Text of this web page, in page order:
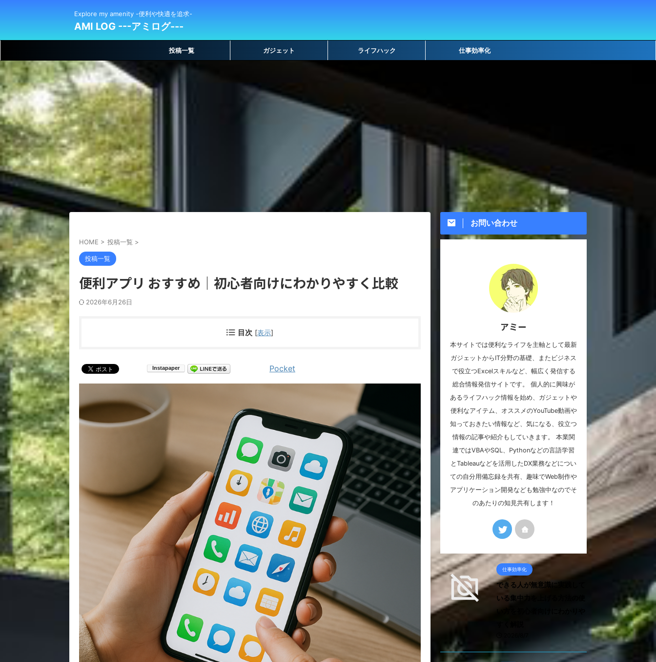
Explore my amenity -便利や快適を追求-
AMI LOG ---アミログ---
投稿一覧 ガジェット ライフハック 仕事効率化
HOME > 投稿一覧 >
投稿一覧
便利アプリ おすすめ｜初心者向けにわかりやすく比較
2026年6月26日
目次 [表示]
Pocket
お問い合わせ
アミー
本サイトでは便利なライフを主軸として最新
ガジェットからIT分野の基礎、またビジネス
で役立つExcelスキルなど、幅広く発信する
総合情報発信サイトです。 個人的に興味が
あるライフハック情報を始め、ガジェットや
便利なアイテム、オススメのYouTube動画や
知っておきたい情報など、気になる、役立つ
情報の記事や紹介もしていきます。 本業関
連ではVBAやSQL、Pythonなどの言語学習
とTableauなどを活用したDX業務などについ
ての自分用備忘録を共有、趣味でWeb制作や
アプリケーション開発なども勉強中なのでそ
のあたりの知見共有します！
仕事効率化
できる人が無意識に実践して
いる集中力を上げる方法の使
い方を初心者向けにわかりや